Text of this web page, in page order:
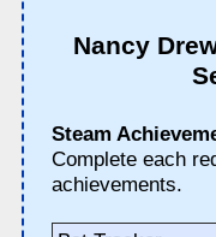
Nancy
Steam
Complete each
achievements.